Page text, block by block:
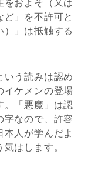
」を不許可と
」は抵触する
いう読みは認め
イケメンの登場
。「悪魔」は認
なので、許容
人が学んだよ
はします。